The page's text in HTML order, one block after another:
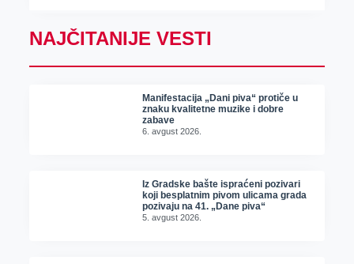
NAJČITANIJE VESTI
Manifestacija „Dani piva“ protiče u
znaku kvalitetne muzike i dobre
zabave
6. avgust 2026.
Iz Gradske bašte ispraćeni pozivari
koji besplatnim pivom ulicama grada
pozivaju na 41. „Dane piva“
5. avgust 2026.